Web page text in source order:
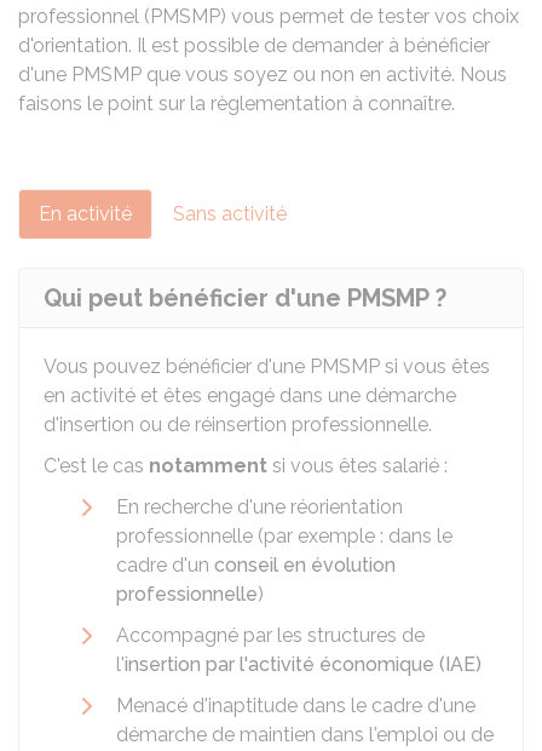
professionnel (PMSMP) vous permet de tester vos choix
d'orientation. Il est possible de demander à bénéficier
d'une PMSMP que vous soyez ou non en activité. Nous
faisons le point sur la règlementation à connaître.
En activité Sans activité
Qui peut bénéficier d'une PMSMP ?
Vous pouvez bénéficier d'une PMSMP si vous êtes
en activité et êtes engagé dans une démarche
d'insertion ou de réinsertion professionnelle.
C'est le cas notamment si vous êtes salarié :
En recherche d'une réorientation
professionnelle (par exemple : dans le
cadre d'un conseil en évolution
professionnelle)
Accompagné par les structures de
l'insertion par l'activité économique (IAE)
Menacé d'inaptitude dans le cadre d'une
démarche de maintien dans l'emploi ou de